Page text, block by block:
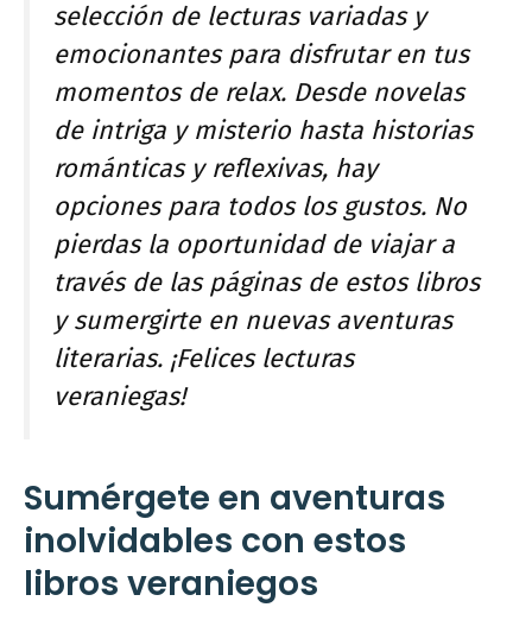
selección de lecturas variadas y
emocionantes para disfrutar en tus
momentos de relax. Desde novelas
de intriga y misterio hasta historias
románticas y reflexivas, hay
opciones para todos los gustos. No
pierdas la oportunidad de viajar a
través de las páginas de estos libros
y sumergirte en nuevas aventuras
literarias. ¡Felices lecturas
veraniegas!
Sumérgete en aventuras
inolvidables con estos
libros veraniegos